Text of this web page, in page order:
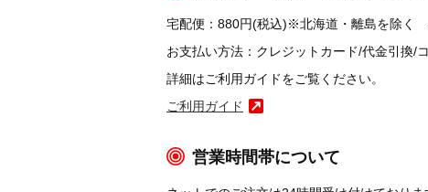
宅配便：880円(税込)※北海道・離島を除く
お支払い方法：クレジットカード/代金引換/
詳細はご利用ガイドをご覧ください。
ご利用ガイド
営業時間帯について